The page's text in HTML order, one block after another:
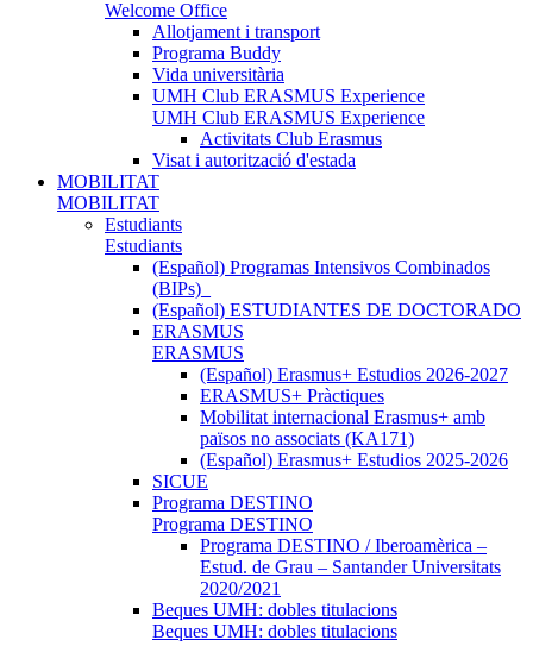
Welcome Office
Allotjament i transport
Programa Buddy
Vida universitària
UMH Club ERASMUS Experience
UMH Club ERASMUS Experience
Activitats Club Erasmus
Visat i autorització d'estada
MOBILITAT
MOBILITAT
Estudiants
Estudiants
(Español) Programas Intensivos Combinados
(BIPs)_
(Español) ESTUDIANTES DE DOCTORADO
ERASMUS
ERASMUS
(Español) Erasmus+ Estudios 2026-2027
ERASMUS+ Pràctiques
Mobilitat internacional Erasmus+ amb
països no associats (KA171)
(Español) Erasmus+ Estudios 2025-2026
SICUE
Programa DESTINO
Programa DESTINO
Programa DESTINO / Iberoamèrica –
Estud. de Grau – Santander Universitats
2020/2021
Beques UMH: dobles titulacions
Beques UMH: dobles titulacions